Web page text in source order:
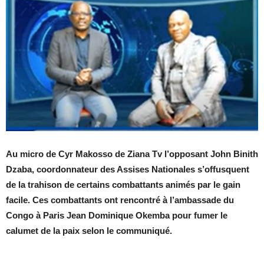
Au micro de Cyr Makosso de Ziana Tv l’opposant John Binith
Dzaba, coordonnateur des Assises Nationales s’offusquent
de la trahison de certains combattants animés par le gain
facile. Ces combattants ont rencontré à l’ambassade du
Congo à Paris Jean Dominique Okemba pour fumer le
calumet de la paix selon le communiqué.